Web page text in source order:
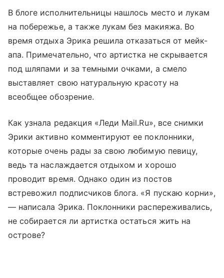
В блоге исполнительницы нашлось место и лукам
на побережье, а также лукам без макияжа. Во
время отдыха Эрика решила отказаться от мейк-
апа. Примечательно, что артистка не скрывается
под шляпами и за темными очками, а смело
выставляет свою натуральную красоту на
всеобщее обозрение.
Как узнала редакция «Леди Mail.Ru», все снимки
Эрики активно комментируют ее поклонники,
которые очень рады за свою любимую певицу,
ведь та наслаждается отдыхом и хорошо
проводит время. Однако один из постов
встревожил подписчиков блога. «Я пускаю корни»,
— написала Эрика. Поклонники распереживались,
не собирается ли артистка остаться жить на
острове?